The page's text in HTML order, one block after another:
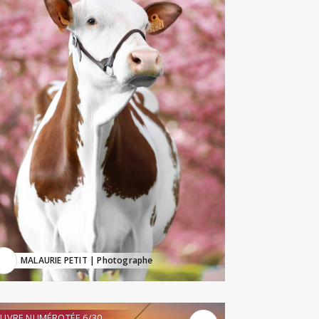
MALAURIE PETIT | Photographe